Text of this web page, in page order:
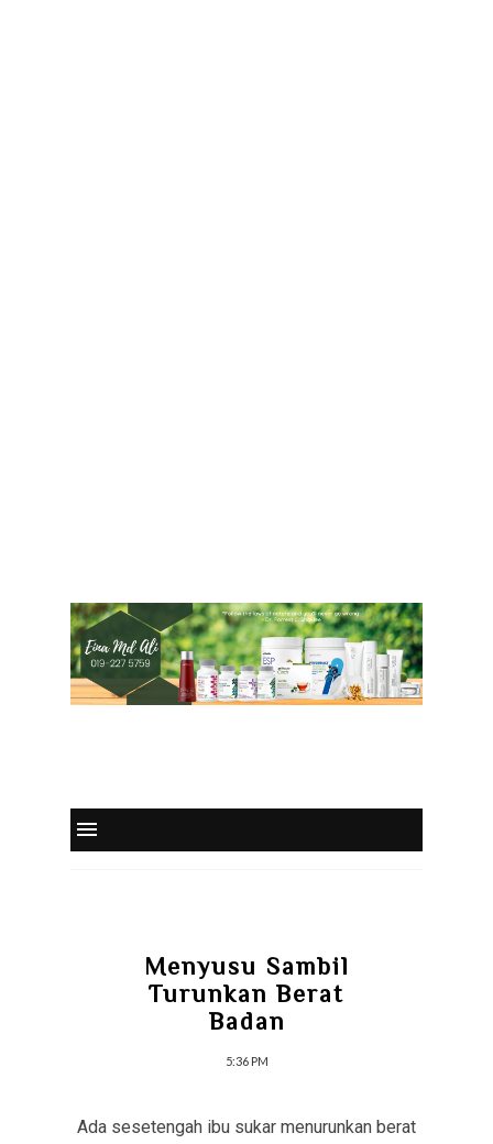
Menyusu Sambil
Turunkan Berat
Badan
5:36 PM
Ada sesetengah ibu sukar menurunkan berat